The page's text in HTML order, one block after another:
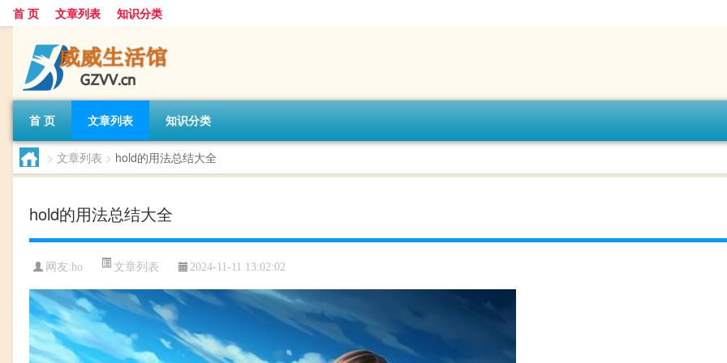
首 页 文章列表 知识分类
首 页 文章列表 知识分类
> 文章列表 > hold的用法总结大全
hold的用法总结大全
网友:ho 文章列表 2024-11-11 13:02:02